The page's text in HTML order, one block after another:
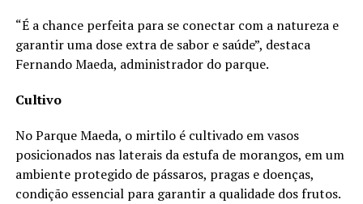
“É a chance perfeita para se conectar com a natureza e
garantir uma dose extra de sabor e saúde”, destaca
Fernando Maeda, administrador do parque.
Cultivo
No Parque Maeda, o mirtilo é cultivado em vasos
posicionados nas laterais da estufa de morangos, em um
ambiente protegido de pássaros, pragas e doenças,
condição essencial para garantir a qualidade dos frutos.